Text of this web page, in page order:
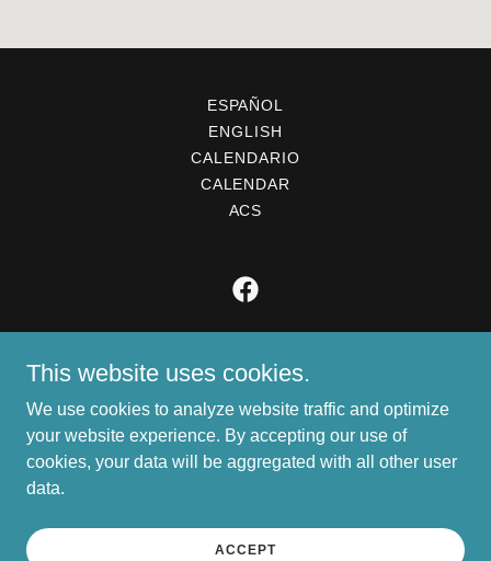
ESPAÑOL
ENGLISH
CALENDARIO
CALENDAR
ACS
2925 W Polk St. Phoenix AZ 85009
602.278.6924
This website uses cookies.
We use cookies to analyze website traffic and optimize
your website experience. By accepting our use of
cookies, your data will be aggregated with all other user
data.
ACCEPT